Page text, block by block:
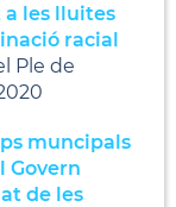
a les lluites
racial
Ple de
muncipals
Govern
de les